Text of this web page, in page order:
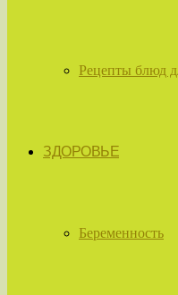
Рецепты блюд
ЗДОРОВЬЕ
Беременность